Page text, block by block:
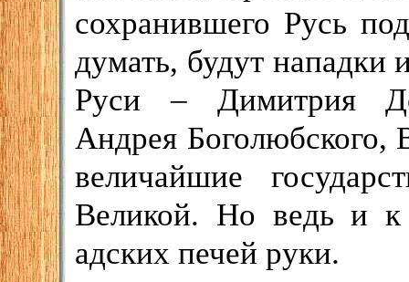
сохранившего Русь
думать, будут нападки
Руси – Димитрия
Андрея Боголюбского,
величайшие
Великой. Но ведь и к
адских печей руки.